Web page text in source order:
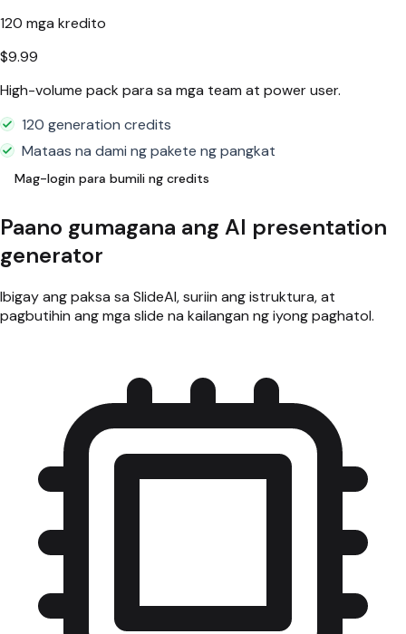
120 mga kredito
$9.99
High-volume pack para sa mga team at power user.
120 generation credits
Mataas na dami ng pakete ng pangkat
Mag-login para bumili ng credits
Paano gumagana ang AI presentation
generator
Ibigay ang paksa sa SlideAI, suriin ang istruktura, at
pagbutihin ang mga slide na kailangan ng iyong paghatol.